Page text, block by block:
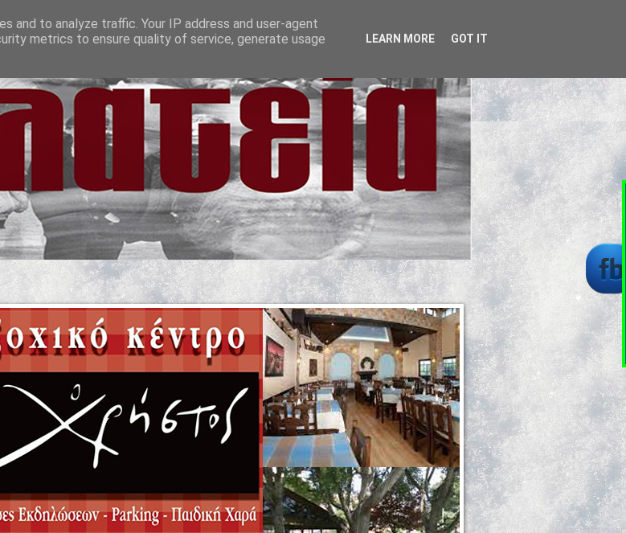
and to analyze traffic. Your IP address and user-agent
metrics to ensure quality of service, generate usage
LEARN MORE GOT IT